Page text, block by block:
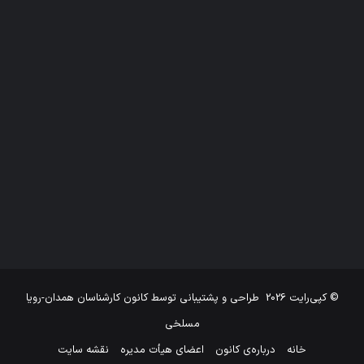
© کپی‌رایت 2026 طراحی و پشتیبانی توسطکانون کارشناسان همدان-رویا
مسلخی
خانه
درباره‌ی کانون اعضای هیأت مدیره نقشه سایت